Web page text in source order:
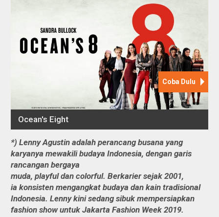
*) Lenny Agustin adalah perancang busana yang
karyanya mewakili budaya Indonesia, dengan garis
rancangan bergaya
muda,playfuldancolorful. Berkarier sejak 2001,
ia konsisten mengangkat budaya dan kain tradisional
Indonesia. Lenny kini sedang sibuk mempersiapkan
fashion show untuk Jakarta Fashion Week 2019.